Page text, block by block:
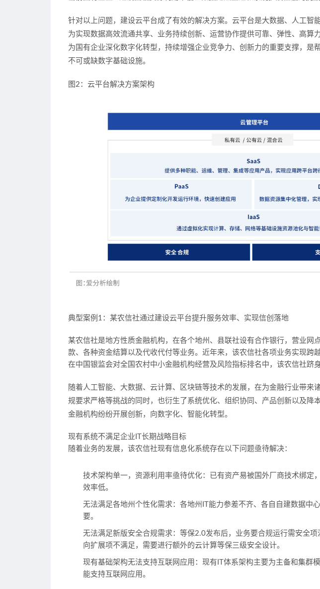
针对以上问题，建设云平台成了有效的解决方案。云平台是大数据、人工智
为实现数据高效流通共享、业务持续创新、运营协作提供可靠、弹性、高算
为国有企业深化数字化转型，持续增强企业竞争力、创新力的重要支撑，是
不可或缺数字基础设施。
图2：云平台解决方案架构
典型案例1： 某农信社通过建设云平台提升服务效率、实现信创落地
某农信社是地方性质金融机构，在各个地州、县联社设有合作银行，营业网
款、各种资金结算以及代收代付等业务。近年来，该农信社各项业务实现跨
在中国银监会对全国农村中小金融机构经营及风险指标排名中，该农信社跻身
随着人工智能、大数据、云计算、区块链等技术的发展，在为金融行业带来
规要求严格等挑战的同时，也衍生了系统优化、组织协同、产品创新以及降
金融机构纷纷开展创新，向数字化、智能化转型。
现有系统不满足企业IT长期战略目标
随着业务的发展，该农信社现有信息化系统存在以下问题亟待解决：
技术架构单一，资源利用率亟待优化：
已有资产易被国外厂商技术绑定
效率低。
无法满足各地州个性化需求： 各地州IT能力参差不齐、各自自建数据中
要。
无法满足新版安全合规需求： 等保2.0发布后，业务要合规运行需安全项
向扩展项不满足，需要进行额外的云计算等保三级安全设计。
现有基础架构无法支持互联网应用： 现有IT体系架构主要为主备和集群
能支持互联网应用。